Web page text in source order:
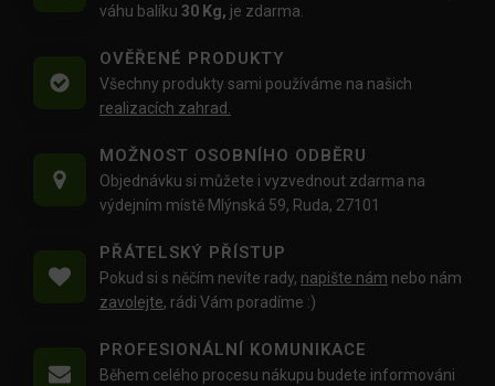
váhu balíku 30 Kg, je zdarma.
OVĚŘENÉ PRODUKTY
Všechny produkty sami používáme na našich
realizacích zahrad.
MOŽNOST OSOBNÍHO ODBĚRU
Objednávku si můžete i vyzvednout zdarma na
výdejním místě Mlýnská 59, Ruda, 27101
PŘÁTELSKÝ PŘÍSTUP
Pokud si s něčím nevíte rady, napište nám nebo nám
zavolejte, rádi Vám poradíme :)
PROFESIONÁLNÍ KOMUNIKACE
Během celého procesu nákupu budete informováni